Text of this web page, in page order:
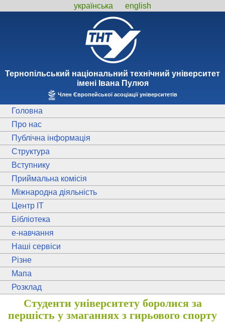
українська english
Тернопiльський національний технiчний унiверситет
iменi Iвана Пулюя
Член Європейської асоціації університетів
Головна
Про нас
Публічна інформація
Структура
Вступнику
Приймальна комісія
Міжнародна діяльність
Центр ІТ
Бібліотека
e-навчання
Наші сервіси
Різне
Мапа
Розклад
Студенти університету боролися за
першість у змаганнях з гирьового спорту